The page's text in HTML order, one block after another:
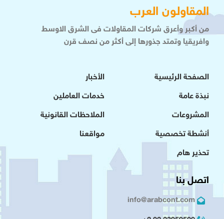
المقاولون العرب
من أكبر وأعرق شركات المقاولات فى الشرق الاوسط
وافريقيا وتمتد جذورها إلى أكثر من نصف قرن
الصفحة الرئيسية
نبذة عامة
المشروعات
أنشطة تخصصية
تحذير هام
الأخبار
خدمات العاملين
الملاحظات القانونية
مواقعنا
اتصل بنا
info@arabcont.com